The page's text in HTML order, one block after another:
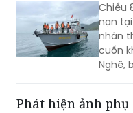
Chiều
nạn
nhân
cuốn
Nghê,
Phát hiện ảnh